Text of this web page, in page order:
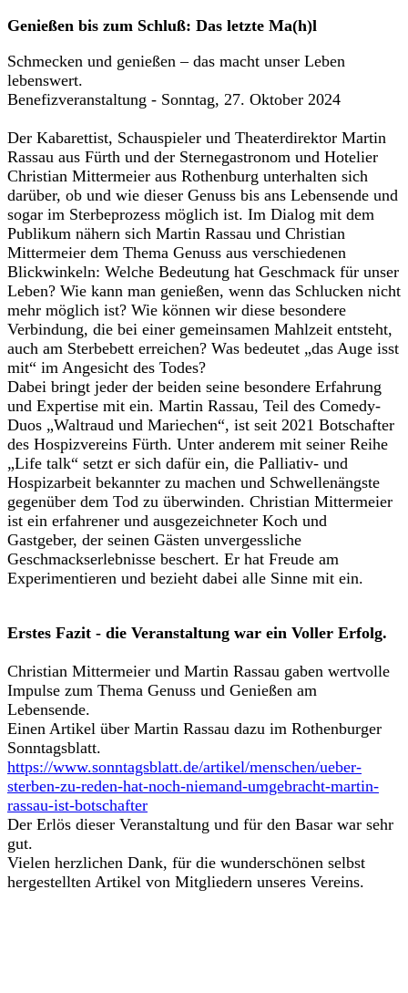
Genießen bis zum Schluß: Das letzte Ma(h)l
Schmecken und genießen – das macht unser Leben
lebenswert.
Benefizveranstaltung - Sonntag, 27. Oktober 2024
Der Kabarettist, Schauspieler und Theaterdirektor Martin
Rassau aus Fürth und der Sternegastronom und Hotelier
Christian Mittermeier aus Rothenburg unterhalten sich
darüber, ob und wie dieser Genuss bis ans Lebensende und
sogar im Sterbeprozess möglich ist. Im Dialog mit dem
Publikum nähern sich Martin Rassau und Christian
Mittermeier dem Thema Genuss aus verschiedenen
Blickwinkeln: Welche Bedeutung hat Geschmack für unser
Leben? Wie kann man genießen, wenn das Schlucken nicht
mehr möglich ist? Wie können wir diese besondere
Verbindung, die bei einer gemeinsamen Mahlzeit entsteht,
auch am Sterbebett erreichen? Was bedeutet „das Auge isst
mit“ im Angesicht des Todes?
Dabei bringt jeder der beiden seine besondere Erfahrung
und Expertise mit ein. Martin Rassau, Teil des Comedy-
Duos „Waltraud und Mariechen“, ist seit 2021 Botschafter
des Hospizvereins Fürth. Unter anderem mit seiner Reihe
„Life talk“ setzt er sich dafür ein, die Palliativ- und
Hospizarbeit bekannter zu machen und Schwellenängste
gegenüber dem Tod zu überwinden. Christian Mittermeier
ist ein erfahrener und ausgezeichneter Koch und
Gastgeber, der seinen Gästen unvergessliche
Geschmackserlebnisse beschert. Er hat Freude am
Experimentieren und bezieht dabei alle Sinne mit ein.
Erstes Fazit - die Veranstaltung war ein Voller Erfolg.
Christian Mittermeier und Martin Rassau gaben wertvolle
Impulse zum Thema Genuss und Genießen am
Lebensende.
Einen Artikel über Martin Rassau dazu im Rothenburger
Sonntagsblatt.
https://www.sonntagsblatt.de/artikel/menschen/ueber-
sterben-zu-reden-hat-noch-niemand-umgebracht-martin-
rassau-ist-botschafter
Der Erlös dieser Veranstaltung und für den Basar war sehr
gut.
Vielen herzlichen Dank, für die wunderschönen selbst
hergestellten Artikel von Mitgliedern unseres Vereins.